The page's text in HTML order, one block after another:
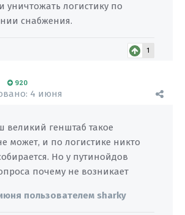
уничтожать логистику по
снабжения.
1
920
4 июня
великий генштаб такое
может, и по логистике никто
Но у путинойдов
почему не возникает
пользователем sharky